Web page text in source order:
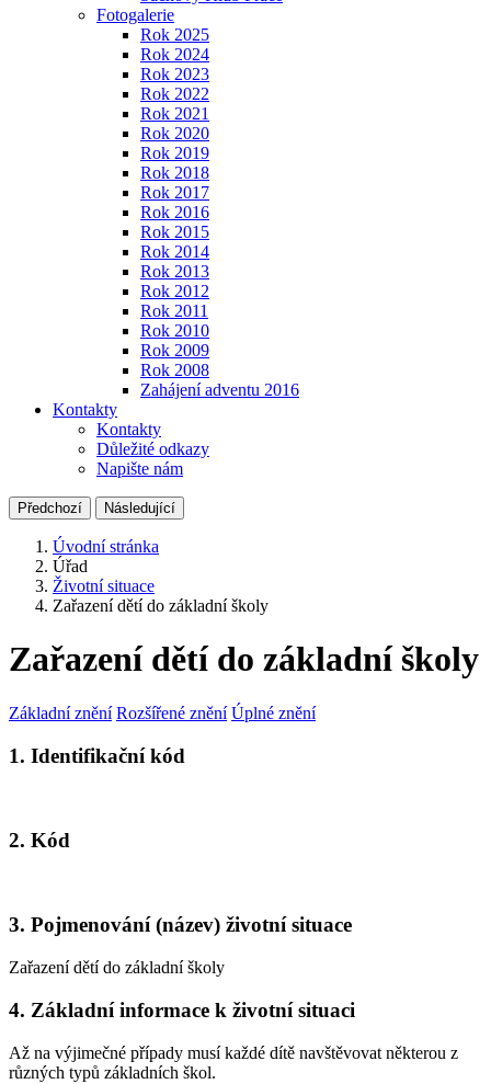
Fotogalerie
Rok 2025
Rok 2024
Rok 2023
Rok 2022
Rok 2021
Rok 2020
Rok 2019
Rok 2018
Rok 2017
Rok 2016
Rok 2015
Rok 2014
Rok 2013
Rok 2012
Rok 2011
Rok 2010
Rok 2009
Rok 2008
Zahájení adventu 2016
Kontakty
Kontakty
Důležité odkazy
Napište nám
Předchozí Následující
Úvodní stránka
Úřad
Životní situace
Zařazení dětí do základní školy
Zařazení dětí do základní školy
Základní znění Rozšířené znění Úplné znění
1. Identifikační kód
2. Kód
3. Pojmenování (název) životní situace
Zařazení dětí do základní školy
4. Základní informace k životní situaci
Až na výjimečné případy musí každé dítě navštěvovat některou z
různých typů základních škol.